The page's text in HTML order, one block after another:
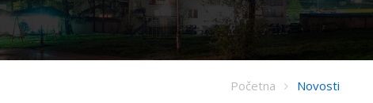
Početna Novosti